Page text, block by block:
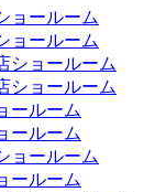
ョールーム
ョールーム
ショールーム
ショールーム
ールーム
ールーム
ョールーム
ールーム